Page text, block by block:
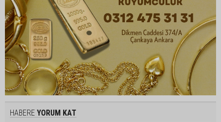
HABERE YORUM KAT